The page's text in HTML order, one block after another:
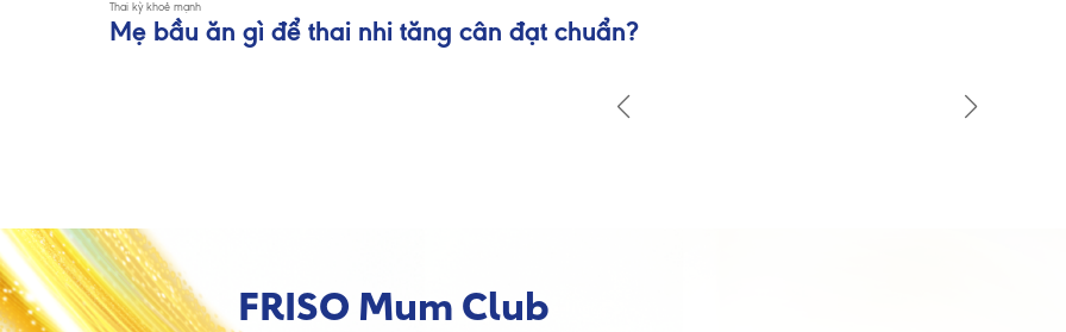
Thai kỳ khoẻ mạnh
Mẹ bầu ăn gì để thai nhi tăng cân đạt chuẩn?
FRISO Mum Club